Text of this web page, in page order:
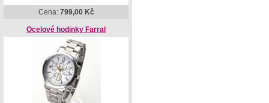
Cena: 799,00 Kč
Ocelové hodinky Farral